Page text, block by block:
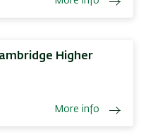
Higher
More info